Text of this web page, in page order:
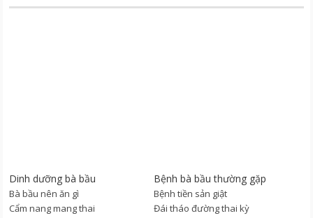
Dinh dưỡng bà bầu
Bà bầu nên ăn gì
Cẩm nang mang thai
Bệnh bà bầu thường gặp
Bệnh tiền sản giật
Đái tháo đường thai kỳ